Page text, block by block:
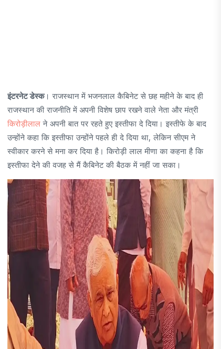
इंटरनेट डेस्क। राजस्थान में भजनलाल कैबिनेट से छह महीने के बाद ही
राजस्थान की राजनीति में अपनी विशेष छाप रखने वाले नेता और मंत्री
किरोड़ीलाल ने अपनी बात पर रहते हुए इस्तीफा दे दिया। इस्तीफे के बाद
उन्होंने कहा कि इस्तीफा उन्होंने पहले ही दे दिया था, लेकिन सीएम ने
स्वीकार करने से मना कर दिया है। किरोड़ी लाल मीणा का कहना है कि
इस्तीफा देने की वजह से मैं कैबिनेट की बैठक में नहीं जा सका।